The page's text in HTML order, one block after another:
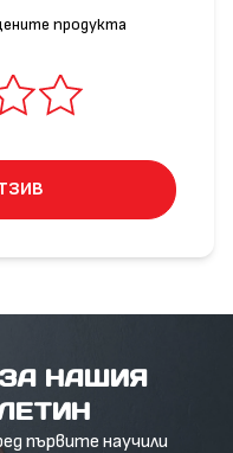
продукта
НАШИЯ
първите научили